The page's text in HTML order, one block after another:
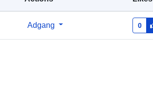
Adgang 0
protective-structures-gotthard-